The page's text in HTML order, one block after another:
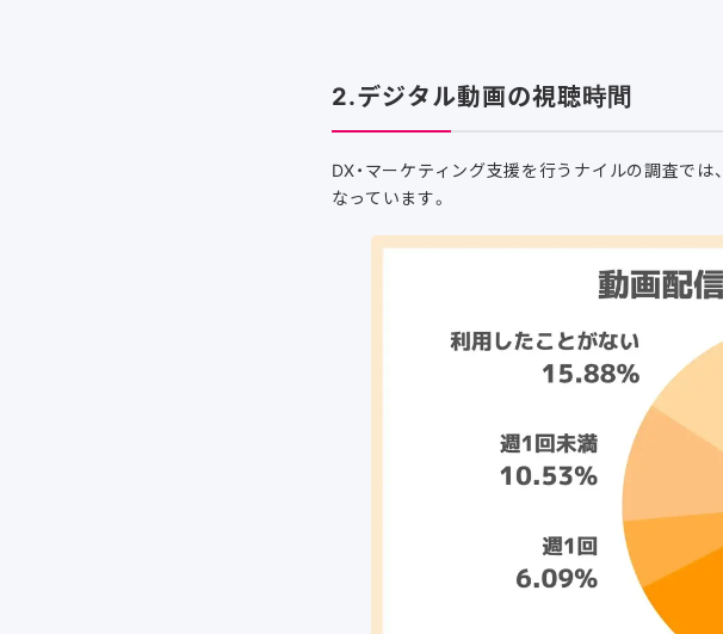
2.デジタル動画の視聴時間
DX・マーケティング支援を行うナイルの調査で
なっています。